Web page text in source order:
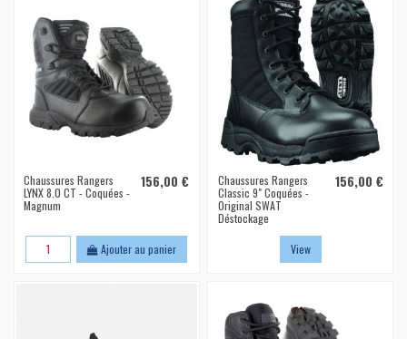
Chaussures Rangers
LYNX 8.0 CT - Coquées -
Magnum
156,00 €
Ajouter au panier
Chaussures Rangers
Classic 9" Coquées -
Original SWAT
Déstockage
156,00 €
View